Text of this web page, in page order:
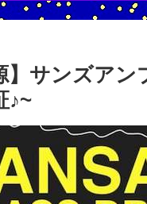
】サンズア
♪~